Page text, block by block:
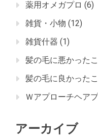
薬用オメガプロ (6)
雑貨・小物 (12)
雑貨什器 (1)
髪の毛に悪かった
髪の毛に良かった
Ｗアプローチヘア
アーカイブ